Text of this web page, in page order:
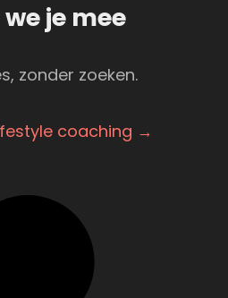
je mee
zonder zoeken.
coaching →